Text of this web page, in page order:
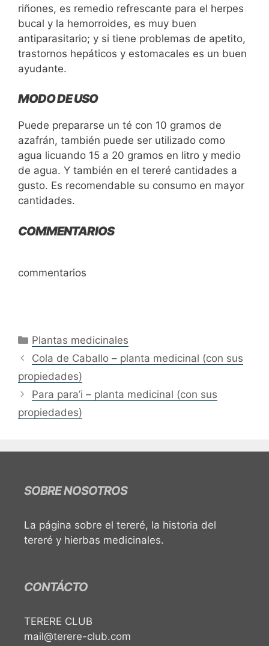
riñones, es remedio refrescante para el herpes
bucal y la hemorroides, es muy buen
antiparasitario; y si tiene problemas de apetito,
trastornos hepáticos y estomacales es un buen
ayudante.
MODO DE USO
Puede prepararse un té con 10 gramos de
azafrán, también puede ser utilizado como
agua licuando 15 a 20 gramos en litro y medio
de agua. Y también en el tereré cantidades a
gusto. Es recomendable su consumo en mayor
cantidades.
COMMENTARIOS
commentarios
Categories
Plantas medicinales
Cola de Caballo – planta medicinal (con sus
propiedades)
Para para’i – planta medicinal (con sus
propiedades)
SOBRE NOSOTROS
La página sobre el tereré, la historia del
tereré y hierbas medicinales.
CONTÁCTO
TERERE CLUB
mail@terere-club.com